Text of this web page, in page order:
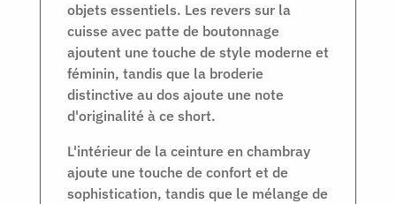
objets essentiels. Les revers sur la
cuisse avec patte de boutonnage
ajoutent une touche de style moderne et
féminin, tandis que la broderie
distinctive au dos ajoute une note
d'originalité à ce short.
L'intérieur de la ceinture en chambray
ajoute une touche de confort et de
sophistication, tandis que le mélange de